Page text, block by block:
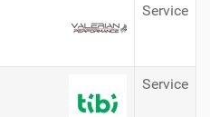
Service
Service